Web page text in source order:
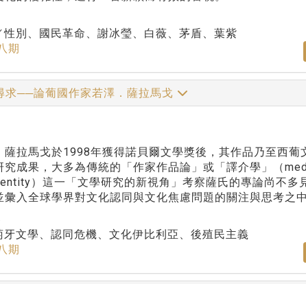
性別、國民革命、謝冰瑩、白薇、茅盾、葉紫
期
求──論葡國作家若澤．薩拉馬戈
薩拉馬戈於1998年獲得諾貝爾文學獎後，其作品乃至西
究成果，大多為傳統的「作家作品論」或「譯介學」（
）這一「文學研究的新視角」考察薩氏的專論尚不多
入全球學界對文化認同與文化焦慮問題的關注與思考之中
牙文學、認同危機、文化伊比利亞、後殖民主義
期